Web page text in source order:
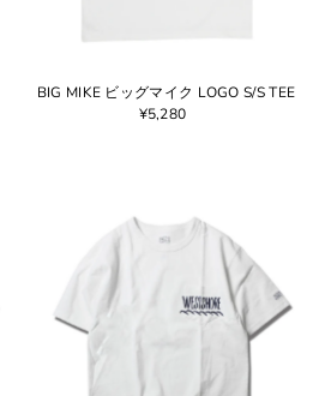
BIG MIKE ビッグマイク LOGO S/S TEE
¥5,280